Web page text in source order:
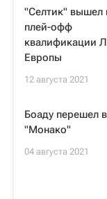
"Селтик" вышел
плей-офф
квалификации
Европы
12 августа 2021
Боаду перешел в
"Монако"
04 августа 2021